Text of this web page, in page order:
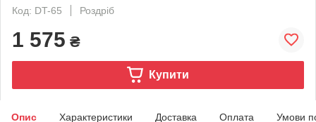
Код: DT-65
Роздріб
1 575 ₴
Купити
Опис Характеристики Доставка Оплата Умови